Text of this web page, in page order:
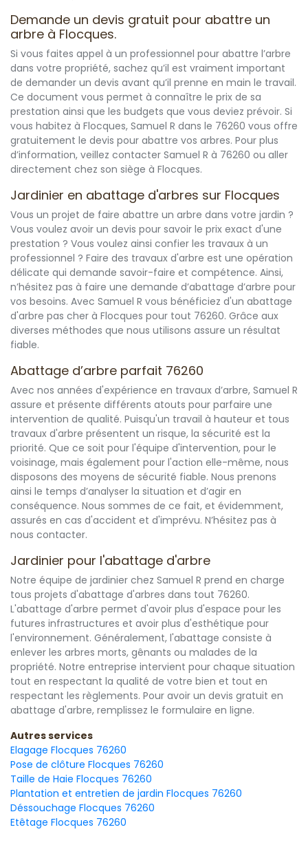
Demande un devis gratuit pour abattre un
arbre à Flocques.
Si vous faites appel à un professionnel pour abattre l’arbre
dans votre propriété, sachez qu’il est vraiment important
de demander un devis avant qu’il prenne en main le travail.
Ce document vous permet à connaître le prix de sa
prestation ainsi que les budgets que vous deviez prévoir. Si
vous habitez à Flocques, Samuel R dans le 76260 vous offre
gratuitement le devis pour abattre vos arbres. Pour plus
d’information, veillez contacter Samuel R à 76260 ou aller
directement chez son siège à Flocques.
Jardinier en abattage d'arbres sur Flocques
Vous un projet de faire abattre un arbre dans votre jardin ?
Vous voulez avoir un devis pour savoir le prix exact d'une
prestation ? Vous voulez ainsi confier les travaux à un
professionnel ? Faire des travaux d'arbre est une opération
délicate qui demande savoir-faire et compétence. Ainsi,
n’hésitez pas à faire une demande d’abattage d’arbre pour
vos besoins. Avec Samuel R vous bénéficiez d'un abattage
d'arbre pas cher à Flocques pour tout 76260. Grâce aux
diverses méthodes que nous utilisons assure un résultat
fiable.
Abattage d’arbre parfait 76260
Avec nos années d'expérience en travaux d’arbre, Samuel R
assure et présente différents atouts pour parfaire une
intervention de qualité. Puisqu'un travail à hauteur et tous
travaux d'arbre présentent un risque, la sécurité est la
priorité. Que ce soit pour l'équipe d'intervention, pour le
voisinage, mais également pour l'action elle-même, nous
disposons des moyens de sécurité fiable. Nous prenons
ainsi le temps d’analyser la situation et d’agir en
conséquence. Nous sommes de ce fait, et évidemment,
assurés en cas d'accident et d'imprévu. N’hésitez pas à
nous contacter.
Jardinier pour l'abattage d'arbre
Notre équipe de jardinier chez Samuel R prend en charge
tous projets d'abattage d'arbres dans tout 76260.
L'abattage d'arbre permet d'avoir plus d'espace pour les
futures infrastructures et avoir plus d'esthétique pour
l'environnement. Généralement, l'abattage consiste à
enlever les arbres morts, gênants ou malades de la
propriété. Notre entreprise intervient pour chaque situation
tout en respectant la qualité de votre bien et tout en
respectant les règlements. Pour avoir un devis gratuit en
abattage d'arbre, remplissez le formulaire en ligne.
Autres services
Elagage Flocques 76260
Pose de clôture Flocques 76260
Taille de Haie Flocques 76260
Plantation et entretien de jardin Flocques 76260
Déssouchage Flocques 76260
Etêtage Flocques 76260